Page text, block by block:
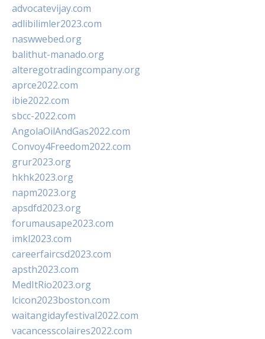
advocatevijay.com
adlibilimler2023.com
naswwebed.org
balithut-manado.org
alteregotradingcompany.org
aprce2022.com
ibie2022.com
sbcc-2022.com
AngolaOilAndGas2022.com
Convoy4Freedom2022.com
grur2023.org
hkhk2023.org
napm2023.org
apsdfd2023.org
forumausape2023.com
imkl2023.com
careerfaircsd2023.com
apsth2023.com
MedItRio2023.org
lcicon2023boston.com
waitangidayfestival2022.com
vacancesscolaires2022.com